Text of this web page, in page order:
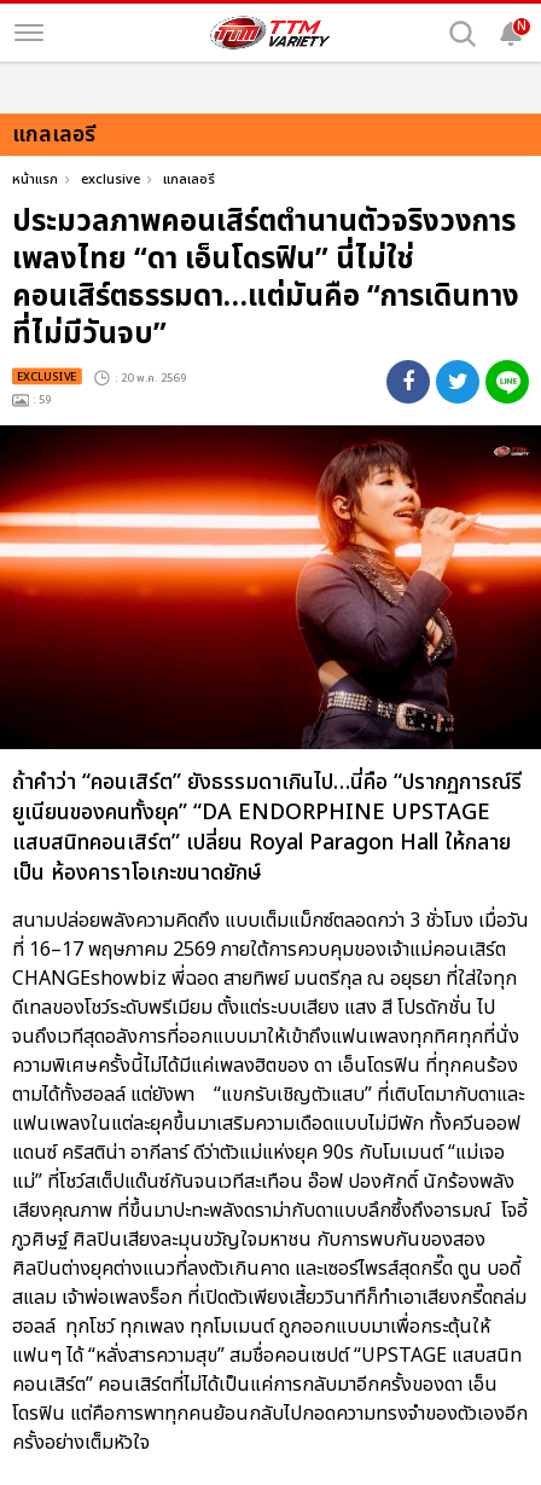
N
แกลเลอรี
หน้าแรก exclusive แกลเลอรี
ประมวลภาพคอนเสิร์ตตำนานตัวจริงวงการ
เพลงไทย “ดา เอ็นโดรฟิน” นี่ไม่ใช่
คอนเสิร์ตธรรมดา…แต่มันคือ “การเดินทาง
ที่ไม่มีวันจบ”
EXCLUSIVE : 20 พ.ค. 2569
: 59
ถ้าคำว่า “คอนเสิร์ต” ยังธรรมดาเกินไป…นี่คือ “ปรากฏการณ์รี
ยูเนียนของคนทั้งยุค” “DA ENDORPHINE UPSTAGE
แสบสนิทคอนเสิร์ต” เปลี่ยน Royal Paragon Hall ให้กลาย
เป็น ห้องคาราโอเกะขนาดยักษ์
สนามปล่อยพลังความคิดถึง แบบเต็มแม็กซ์ตลอดกว่า 3 ชั่วโมง เมื่อวัน
ที่ 16–17 พฤษภาคม 2569 ภายใต้การควบคุมของเจ้าแม่คอนเสิร์ต
CHANGEshowbiz พี่ฉอด สายทิพย์ มนตรีกุล ณ อยุธยา ที่ใส่ใจทุก
ดีเทลของโชว์ระดับพรีเมียม ตั้งแต่ระบบเสียง แสง สี โปรดักชั่น ไป
จนถึงเวทีสุดอลังการที่ออกแบบมาให้เข้าถึงแฟนเพลงทุกทิศทุกที่นั่ง
ความพิเศษครั้งนี้ไม่ได้มีแค่เพลงฮิตของ ดา เอ็นโดรฟิน ที่ทุกคนร้อง
ตามได้ทั้งฮอลล์ แต่ยังพา “แขกรับเชิญตัวแสบ” ที่เติบโตมากับดาและ
แฟนเพลงในแต่ละยุคขึ้นมาเสริมความเดือดแบบไม่มีพัก ทั้งควีนออฟ
แดนซ์ คริสติน่า อากีลาร์ ดีว่าตัวแม่แห่งยุค 90s กับโมเมนต์ “แม่เจอ
แม่” ที่โชว์สเต็ปแด๊นซ์กันจนเวทีสะเทือน อ๊อฟ ปองศักดิ์ นักร้องพลัง
เสียงคุณภาพ ที่ขึ้นมาปะทะพลังดราม่ากับดาแบบลึกซึ้งถึงอารมณ์ โจอี้
ภูวศิษฐ์ ศิลปินเสียงละมุนขวัญใจมหาชน กับการพบกันของสอง
ศิลปินต่างยุคต่างแนวที่ลงตัวเกินคาด และเซอร์ไพรส์สุดกรี๊ด ตูน บอดี้
สแลม เจ้าพ่อเพลงร็อก ที่เปิดตัวเพียงเสี้ยววินาทีก็ทำเอาเสียงกรี๊ดถล่ม
ฮอลล์ ทุกโชว์ ทุกเพลง ทุกโมเมนต์ ถูกออกแบบมาเพื่อกระตุ้นให้
แฟนๆ ได้ “หลั่งสารความสุข” สมชื่อคอนเซปต์ “UPSTAGE แสบสนิท
คอนเสิร์ต” คอนเสิร์ตที่ไม่ได้เป็นแค่การกลับมาอีกครั้งของดา เอ็น
โดรฟิน แต่คือการพาทุกคนย้อนกลับไปกอดความทรงจำของตัวเองอีก
ครั้งอย่างเต็มหัวใจ